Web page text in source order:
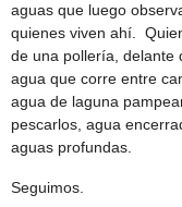
aguas que luego
quienes viven ahí.
de una pollería, delante
agua que corre entre
agua de laguna
pescarlos, agua
aguas profundas.
Seguimos.